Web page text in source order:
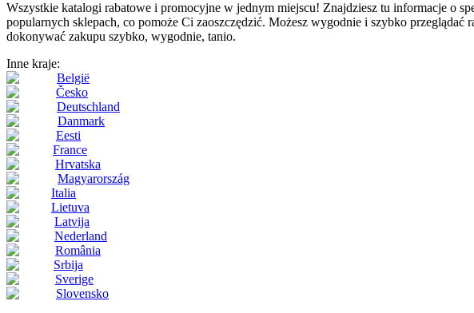
Wszystkie katalogi rabatowe i promocyjne w jednym miejscu! Znajdziesz tu informacje
popularnych sklepach, co pomoże Ci zaoszczędzić. Możesz wygodnie i szybko
dokonywać zakupu szybko, wygodnie, tanio.
Inne kraje:
België
Česko
Deutschland
Danmark
Eesti
France
Hrvatska
Magyarország
Italia
Lietuva
Latvija
Nederland
România
Srbija
Sverige
Slovensko